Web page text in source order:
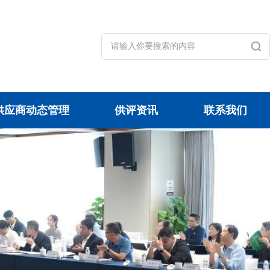
应商动态管理 供评资讯 联系我们